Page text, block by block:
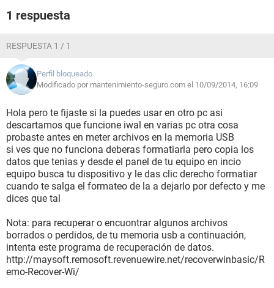
1 respuesta
RESPUESTA 1 / 1
Perfil bloqueado
Modificado por mantenimiento-seguro.com el 10/09/2014, 16:09
Hola pero te fijaste si la puedes usar en otro pc asi
descartamos que funcione iwal en varias pc otra cosa
probaste antes en meter archivos en la memoria USB
si ves que no funciona deberas formatiarla pero copia los
datos que tenias y desde el panel de tu equipo en incio
equipo busca tu dispositivo y le das clic derecho formatiar
cuando te salga el formateo de la a dejarlo por defecto y me
dices que tal
Nota: para recuperar o encuontrar algunos archivos
borrados o perdidos, de tu memoria usb a continuación,
intenta este programa de recuperación de datos.
http://maysoft.remosoft.revenuewire.net/recoverwinbasic/R
emo-Recover-Wi/